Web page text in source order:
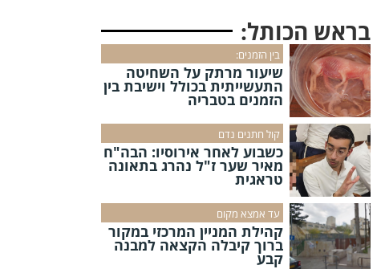
בראש הכותל:
בין הזמנים:
שיעור מרתק על השחיטה
התעשייתית בכולל וישיבת בין
הזמנים בטבריה
קול חתנים נדם
כשבוע לאחר אירוסיו: הבה"ח
מאיר שער ז"ל נהרג בתאונה
טראגית
עד אמצא מקום
קהילת המניין המרכזי במקור
ברוך קיבלה הקצאה למבנה
קבע